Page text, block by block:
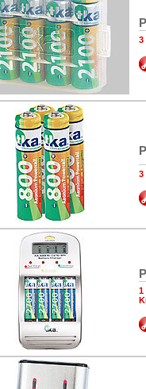
3
3
1